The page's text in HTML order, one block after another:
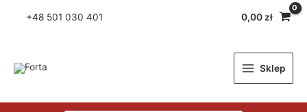
+48 501 030 401 0,00 zł
Menu
Sklep